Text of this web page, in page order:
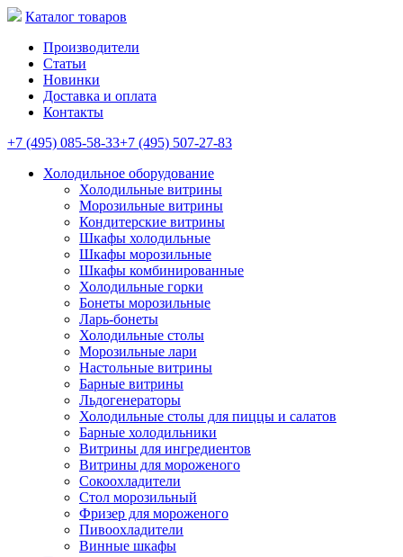
Каталог товаров
Производители
Статьи
Новинки
Доставка и оплата
Контакты
+7 (495) 085-58-33+7 (495) 507-27-83
Холодильное оборудование
Холодильные витрины
Морозильные витрины
Кондитерские витрины
Шкафы холодильные
Шкафы морозильные
Шкафы комбинированные
Холодильные горки
Бонеты морозильные
Ларь-бонеты
Холодильные столы
Морозильные лари
Настольные витрины
Барные витрины
Льдогенераторы
Холодильные столы для пиццы и салатов
Барные холодильники
Витрины для ингредиентов
Витрины для мороженого
Сокоохладители
Стол морозильный
Фризер для мороженого
Пивоохладители
Винные шкафы